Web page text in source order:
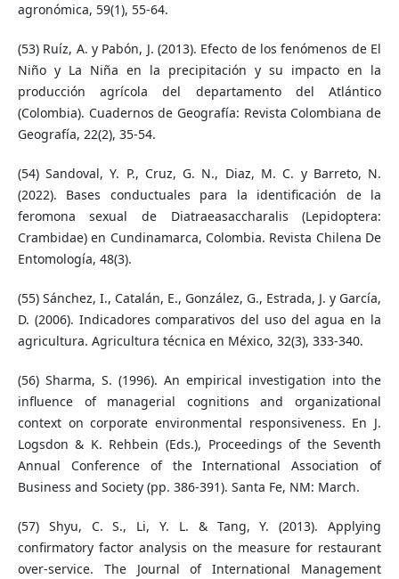
agronómica, 59(1), 55-64.
(53) Ruíz, A. y Pabón, J. (2013). Efecto de los fenómenos de El
Niño y La Niña en la precipitación y su impacto en la
producción agrícola del departamento del Atlántico
(Colombia). Cuadernos de Geografía: Revista Colombiana de
Geografía, 22(2), 35-54.
(54) Sandoval, Y. P., Cruz, G. N., Diaz, M. C. y Barreto, N.
(2022). Bases conductuales para la identificación de la
feromona sexual de Diatraeasaccharalis (Lepidoptera:
Crambidae) en Cundinamarca, Colombia. Revista Chilena De
Entomología, 48(3).
(55) Sánchez, I., Catalán, E., González, G., Estrada, J. y García,
D. (2006). Indicadores comparativos del uso del agua en la
agricultura. Agricultura técnica en México, 32(3), 333-340.
(56) Sharma, S. (1996). An empirical investigation into the
influence of managerial cognitions and organizational
context on corporate environmental responsiveness. En J.
Logsdon & K. Rehbein (Eds.), Proceedings of the Seventh
Annual Conference of the International Association of
Business and Society (pp. 386-391). Santa Fe, NM: March.
(57) Shyu, C. S., Li, Y. L. & Tang, Y. (2013). Applying
confirmatory factor analysis on the measure for restaurant
over-service. The Journal of International Management